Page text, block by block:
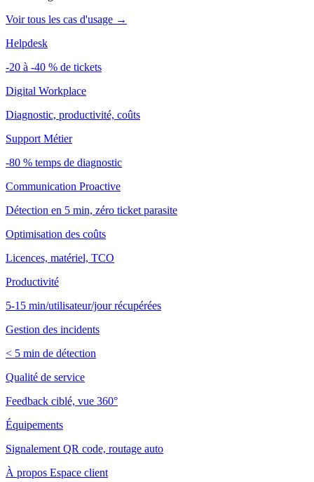
Voir tous les cas d'usage →
Helpdesk
-20 à -40 % de tickets
Digital Workplace
Diagnostic, productivité, coûts
Support Métier
-80 % temps de diagnostic
Communication Proactive
Détection en 5 min, zéro ticket parasite
Optimisation des coûts
Licences, matériel, TCO
Productivité
5-15 min/utilisateur/jour récupérées
Gestion des incidents
< 5 min de détection
Qualité de service
Feedback ciblé, vue 360°
Équipements
Signalement QR code, routage auto
À propos Espace client